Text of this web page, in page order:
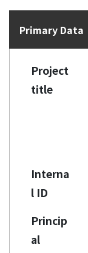
Primary Data
Project
title
Interna
l ID
Princip
al